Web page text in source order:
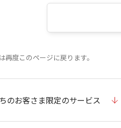
度このページに戻ります。
のお客さま限定のサービス